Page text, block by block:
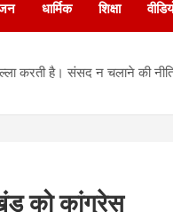
धार्मिक शिक्षा
करती है। संसद न चलाने की
को कांग्रेस